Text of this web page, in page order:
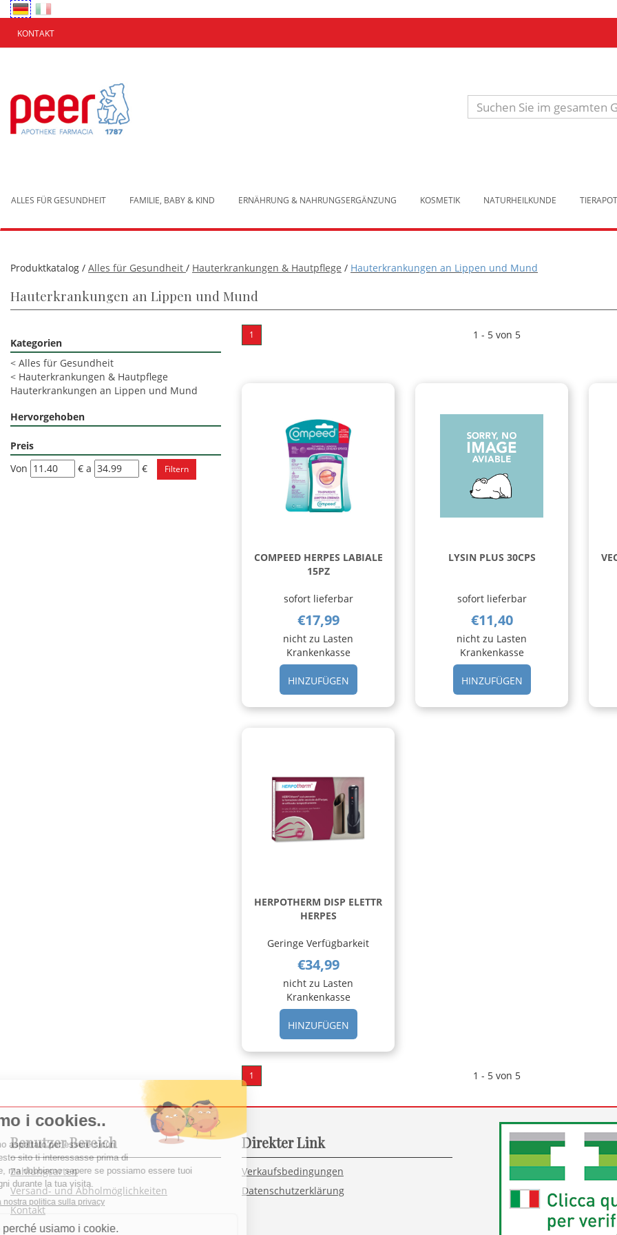
Passa
al
contenuto
principale
KONTAKT
Brixen
Produkt
suchen
ALLES FÜR GESUNDHEIT FAMILIE, BABY & KIND ERNÄHRUNG & NAHRUNGSERGÄNZUNG KOSMETIK NATURHEILKUNDE
Produktkatalog / Alles für Gesundheit / Hauterkrankungen & Hautpflege / Hauterkrankungen an Lippen und Mund
Hauterkrankungen an Lippen und Mund
Kategorien
< Alles für Gesundheit
< Hauterkrankungen & Hautpflege
Hauterkrankungen an Lippen und Mund
Hervorgehoben
Preis
filtra
Von € filtra
a €
1 1 - 5 von 5
COMPEED HERPES LABIALE
15PZ
sofort lieferbar
€17,99
nicht zu Lasten
Krankenkasse
HINZUFÜGENHINZUFÜGEN COMPEED
HERPES
LABIALE
LYSIN PLUS 30CPS
sofort lieferbar
€11,40
nicht zu Lasten
Krankenkasse
HINZUFÜGENHINZUFÜGEN LYSIN
PLUS
30CPS AL
HERPOTHERM DISP ELETTR
HERPES
Geringe Verfügbarkeit
€34,99
nicht zu Lasten
Krankenkasse
HINZUFÜGENHINZUFÜGEN HERPOTHERM
DISP
ELETTR
1 1 - 5 von 5
Benutzer Bereich
Zahlungsarten
Versand- und Abholmöglichkeiten
Kontakt
Direkter Link
Verkaufsbedingungen
Datenschutzerklärung